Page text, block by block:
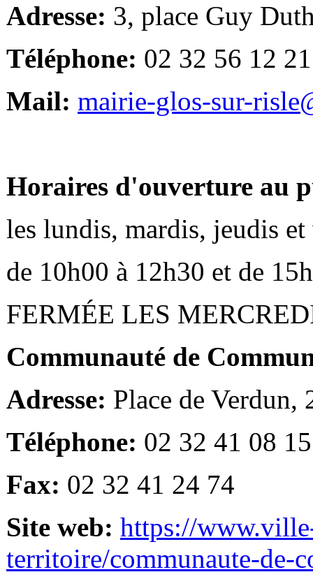
Adresse: 3, place Guy
Téléphone: 02 32 56 12 21
Mail: mairie-glos-sur-
Horaires d'ouverture au
les lundis, mardis, jeudis et
de 10h00 à 12h30 et de
FERMÉE LES
Communauté de
Adresse: Place de Verdun,
Téléphone: 02 32 41 08 15
Fax: 02 32 41 24 74
Site web: https://
territoire/communaute-de-